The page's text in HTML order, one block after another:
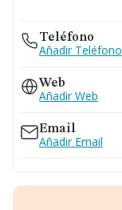
Teléfono
Añadir Teléfono
Web
Añadir Web
Email
Añadir Email